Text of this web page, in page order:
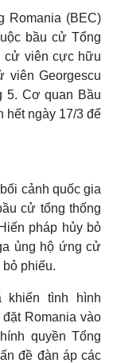
Romania (BEC)
bầu cử Tổng
cử viên cực hữu
viên Georgescu
5. Cơ quan Bầu
hết ngày 17/3 để
cảnh quốc gia
cử tổng thống
pháp hủy bỏ
ủng hộ ứng cử
phiếu.
tình hình
Romania vào
quyền Tổng
đề đàn áp các